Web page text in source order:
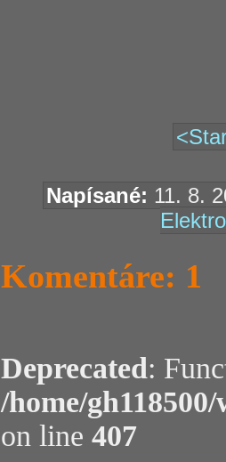
Napísané: 11. 8.
Komentáre: 1
Deprecated:
/home/
on line 407